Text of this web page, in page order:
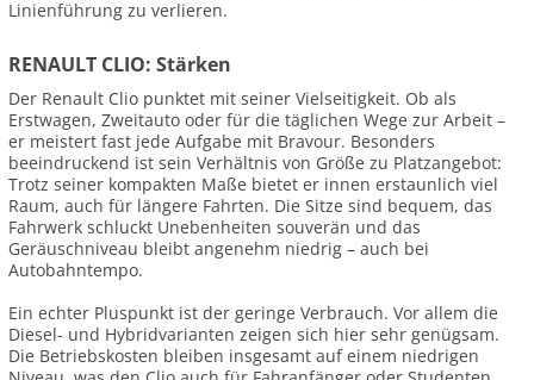
Linienführung zu verlieren.
RENAULT CLIO: Stärken
Der Renault Clio punktet mit seiner Vielseitigkeit. Ob als
Erstwagen, Zweitauto oder für die täglichen Wege zur Arbeit –
er meistert fast jede Aufgabe mit Bravour. Besonders
beeindruckend ist sein Verhältnis von Größe zu Platzangebot:
Trotz seiner kompakten Maße bietet er innen erstaunlich viel
Raum, auch für längere Fahrten. Die Sitze sind bequem, das
Fahrwerk schluckt Unebenheiten souverän und das
Geräuschniveau bleibt angenehm niedrig – auch bei
Autobahntempo.
Ein echter Pluspunkt ist der geringe Verbrauch. Vor allem die
Diesel- und Hybridvarianten zeigen sich hier sehr genügsam.
Die Betriebskosten bleiben insgesamt auf einem niedrigen